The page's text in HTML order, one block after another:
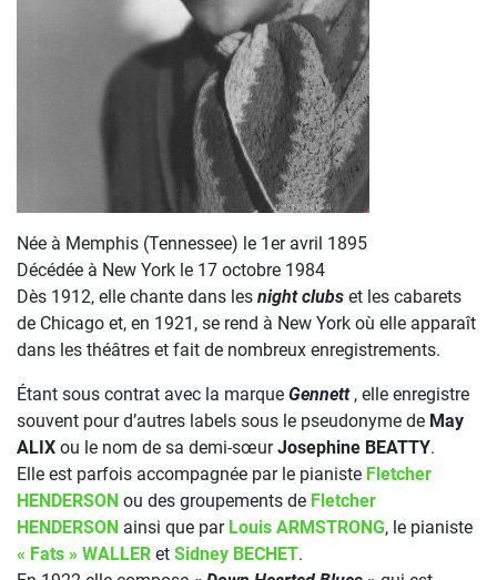
Née à Memphis (Tennessee) le 1er avril 1895
Décédée à New York le 17 octobre 1984
Dès 1912, elle chante dans les night clubs et les cabarets
de Chicago et, en 1921, se rend à New York où elle apparaît
dans les théâtres et fait de nombreux enregistrements.
Étant sous contrat avec la marque Gennett, elle enregistre
souvent pour d’autres labels sous le pseudonyme de May
ALIX ou le nom de sa demi-sœurJosephine BEATTY.
Elle est parfois accompagnée par le pianiste Fletcher
HENDERSON ou des groupements de Fletcher
HENDERSON ainsi que par Louis ARMSTRONG, le pianiste
« Fats » WALLER et Sidney BECHET.